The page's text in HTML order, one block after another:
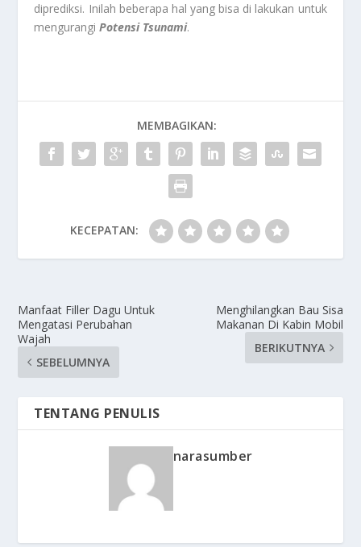
diprediksi. Inilah beberapa hal yang bisa di lakukan untuk
mengurangiPotensi Tsunami.
MEMBAGIKAN:
KECEPATAN:
Manfaat Filler Dagu Untuk
Mengatasi Perubahan
Wajah
SEBELUMNYA
Menghilangkan Bau Sisa
Makanan Di Kabin Mobil
BERIKUTNYA
TENTANG PENULIS
narasumber